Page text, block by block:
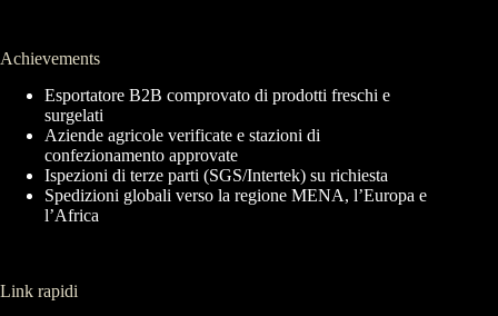
Achievements
Esportatore B2B comprovato di prodotti freschi e
surgelati
Aziende agricole verificate e stazioni di
confezionamento approvate
Ispezioni di terze parti (SGS/Intertek) su richiesta
Spedizioni globali verso la regione MENA, l’Europa e
l’Africa
Link rapidi